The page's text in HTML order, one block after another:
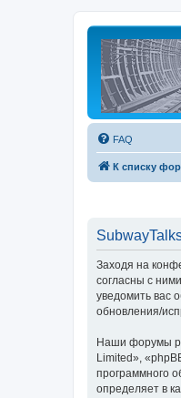
FAQ
К списку
Заходя на
согласны с
уведомить вас
обновления/
Наши форумы
Limited»,
программного
определяет в